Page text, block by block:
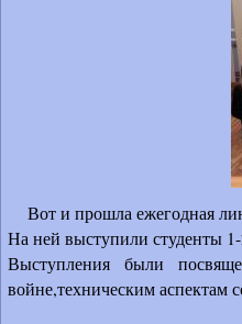
Вот и прошла ежегодная
На ней выступили
Выступления были
войне,техническим аспектам